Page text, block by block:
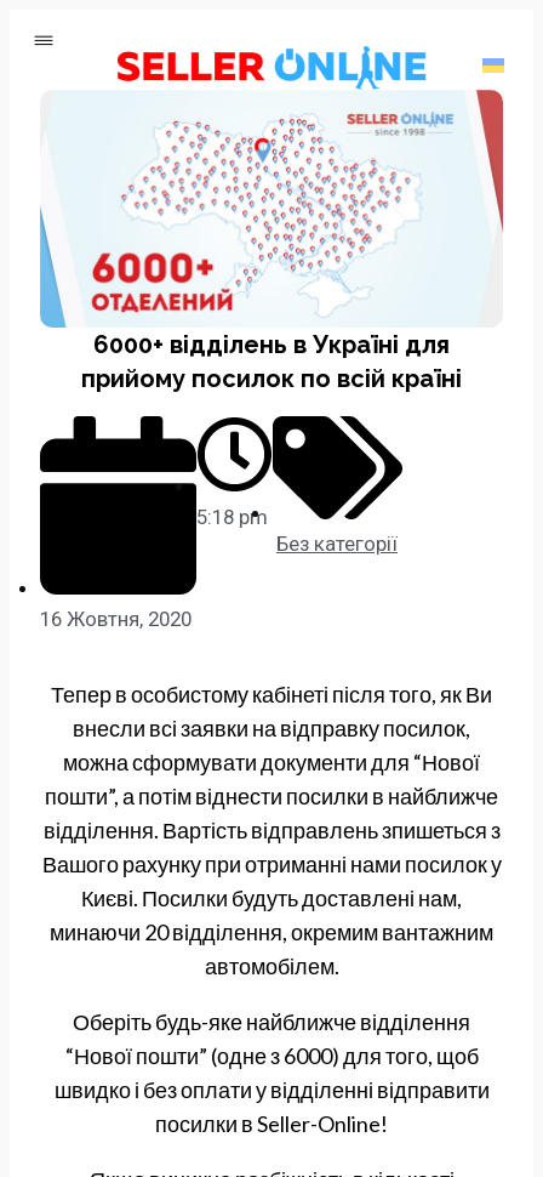
6000+ відділень в Україні для
прийому посилок по всій країні
16 Жовтня, 2020
5:18 pm
Без категорії
Тепер в особистому кабінеті після того, як Ви
внесли всі заявки на відправку посилок,
можна сформувати документи для “Нової
пошти”, а потім віднести посилки в найближче
відділення. Вартість відправлень зпишеться з
Вашого рахунку при отриманні нами посилок у
Києві. Посилки будуть доставлені нам,
минаючи 20 відділення, окремим вантажним
автомобілем.
Оберіть будь-яке найближче відділення
“Нової пошти” (одне з 6000) для того, щоб
швидко і без оплати у відділенні відправити
посилки в Seller-Online!